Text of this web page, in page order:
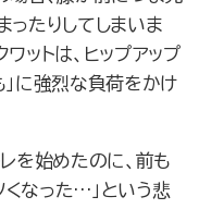
ったりしてしまいま
ットは、ヒップアップ
」に強烈な負荷をかけ
を始めたのに、前も
なった…」という悲